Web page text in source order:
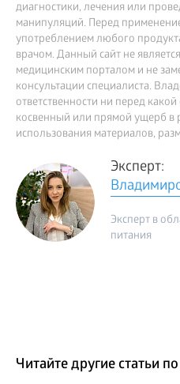
диагностики, лечения или
манипуляций. Перед
употреблением любого
врачом. Данный сайт не
медицинским порталом и не
консультации специалиста.
ответственности ни перед
косвенный или прямой ущерб в
использования материалов,
Эксперт:
Эксперт в
питания
Читайте другие статьи